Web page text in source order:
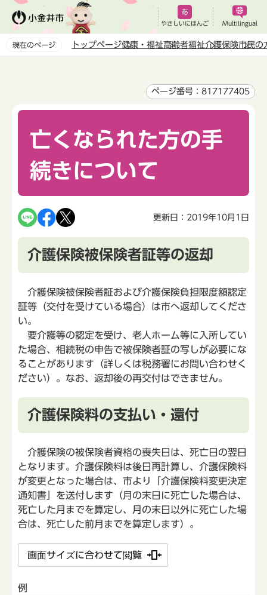
ペ
やさしいにほんご Multilingual
現在のページ トップページ健康・福祉高齢者福祉介護保険市民の
ページ番号：817177405
亡くなられた方の手
続きについて
更新日：2019年10月1日
介護保険被保険者証等の返却
介護保険被保険者証および介護保険負担限度額認定
証等（交付を受けている場合）は市へ返却してくださ
い。
要介護等の認定を受け、老人ホーム等に入所してい
た場合、相続税の申告で被保険者証の写しが必要にな
ることがあります（詳しくは税務署にお問い合わせく
ださい）。なお、返却後の再交付はできません。
介護保険料の支払い・還付
介護保険の被保険者資格の喪失日は、死亡日の翌日
となります。介護保険料は後日再計算し、介護保険料
が変更となった場合は、市より「介護保険料変更決定
通知書」を送付します（月の末日に死亡した場合は、
死亡した月までを算定し、月の末日以外に死亡した場
合は、死亡した前月までを算定します）。
画面サイズに合わせて閲覧
例